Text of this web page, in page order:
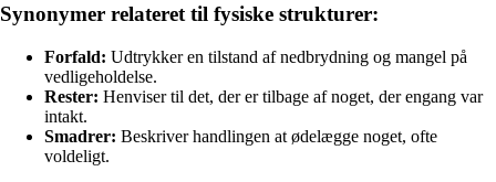
Synonymer relateret til fysiske strukturer:
Forfald: Udtrykker en tilstand af nedbrydning og mangel på
vedligeholdelse.
Rester: Henviser til det, der er tilbage af noget, der engang var
intakt.
Smadrer: Beskriver handlingen at ødelægge noget, ofte
voldeligt.